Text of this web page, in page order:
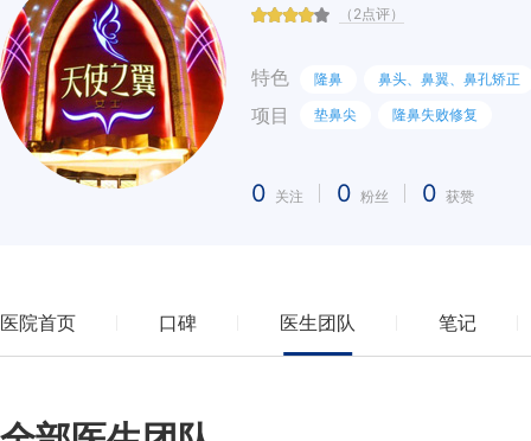
（2点评）
特色
项目
隆鼻
鼻头、鼻翼、鼻孔矫正
垫鼻尖
隆鼻失败修复
0 关注 0 粉丝 0 获赞
医院首页 口碑 医生团队 笔记